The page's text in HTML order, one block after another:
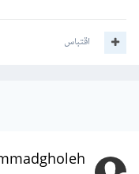
اقتباس